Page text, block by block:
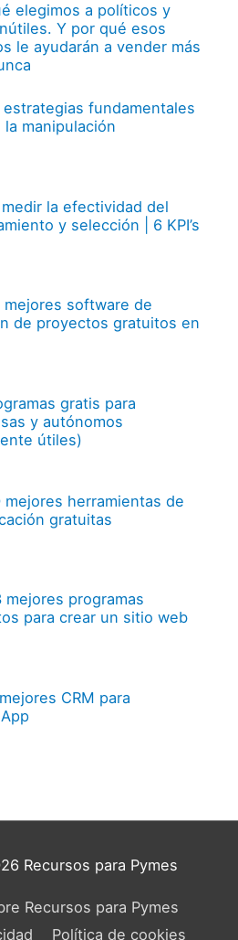
elegimos a políticos y
Y por qué esos
le ayudarán a vender más
estrategias fundamentales
la manipulación
la efectividad del
y selección | 6 KPI’s
mejores software de
de proyectos gratuitos en
gratis para
y autónomos
útiles)
mejores herramientas de
gratuitas
mejores programas
para crear un sitio web
CRM para
Recursos para Pymes
Recursos para Pymes
Política de cookies